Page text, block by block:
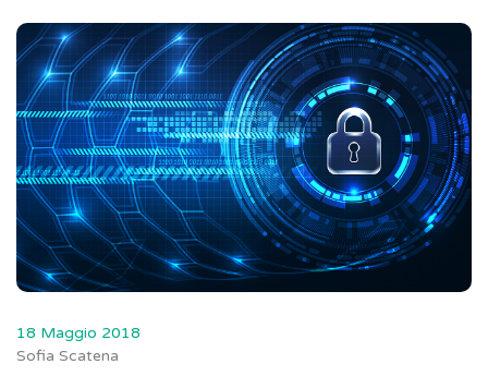
18 Maggio 2018
Sofia Scatena